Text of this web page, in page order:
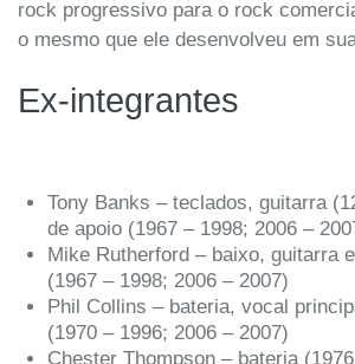
rock progressivo para o rock
o mesmo que ele desenvolveu em
Ex-integrantes
Tony Banks – teclados, guitarra
de apoio (1967 – 1998; 2006 –
Mike Rutherford – baixo, guitarra
(1967 – 1998; 2006 – 2007)
Phil Collins – bateria, vocal
(1970 – 1996; 2006 – 2007)
Chester Thompson – bateria